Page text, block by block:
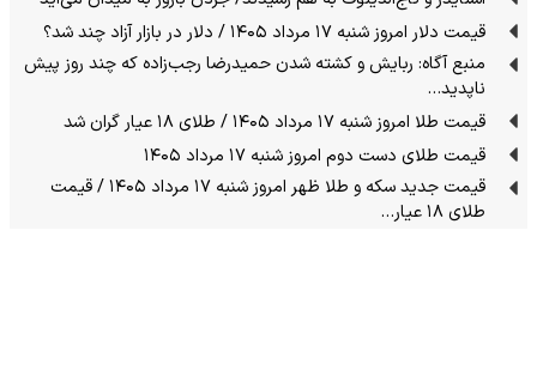
قیمت دلار امروز شنبه ۱۷ مرداد ۱۴۰۵ / دلار در بازار آزاد چند شد؟
منبع آگاه: ربایش و کشته شدن حمیدرضا رجب‌زاده که چند روز پیش
ناپدید…
قیمت طلا امروز شنبه ۱۷ مرداد ۱۴۰۵ / طلای ۱۸ عیار گران شد
قیمت طلای دست دوم امروز شنبه ۱۷ مرداد ۱۴۰۵
قیمت جدید سکه و طلا ظهر امروز شنبه ۱۷ مرداد ۱۴۰۵ / قیمت
طلای ۱۸ عیار…